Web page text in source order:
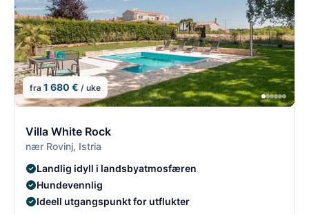
fra 1 680 € / uke
Villa White Rock
nær Rovinj, Istria
Landlig idyll i landsbyatmosfæren
Hundevennlig
Ideell utgangspunkt for utflukter